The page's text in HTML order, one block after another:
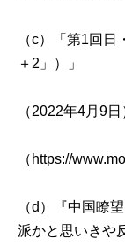
（c）
「第1回
＋2」）」
（2022年4月9日
（ https://
（d）
『中国瞭
派かと思いきや